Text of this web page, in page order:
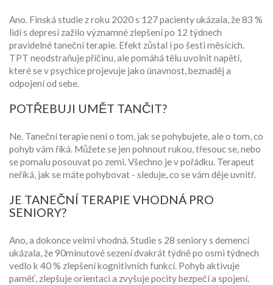
Ano. Finská studie z roku 2020 s 127 pacienty ukázala, že 83 %
lidí s depresí zažilo významné zlepšení po 12 týdnech
pravidelné taneční terapie. Efekt zůstal i po šesti měsících.
TPT neodstraňuje příčinu, ale pomáhá tělu uvolnit napětí,
které se v psychice projevuje jako únavnost, beznaděj a
odpojení od sebe.
POTŘEBUJI UMĚT TANČIT?
Ne. Taneční terapie není o tom, jak se pohybujete, ale o tom, co
pohyb vám říká. Můžete se jen pohnout rukou, třesouc se, nebo
se pomalu posouvat po zemi. Všechno je v pořádku. Terapeut
neříká, jak se máte pohybovat - sleduje, co se vám děje uvnitř.
JE TANEČNÍ TERAPIE VHODNÁ PRO
SENIORY?
Ano, a dokonce velmi vhodná. Studie s 28 seniory s demencí
ukázala, že 90minutové sezení dvakrát týdně po osmi týdnech
vedlo k 40 % zlepšení kognitivních funkcí. Pohyb aktivuje
paměť, zlepšuje orientaci a zvyšuje pocity bezpečí a spojení.